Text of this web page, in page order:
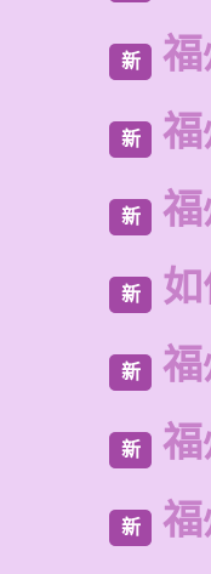
新
新
新
新
新
新
新